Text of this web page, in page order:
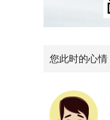
您此时的心情